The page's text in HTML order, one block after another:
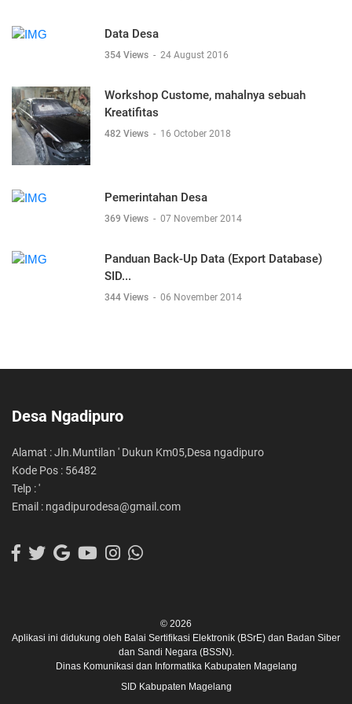
Data Desa
354 Views - 24 August 2016
Workshop Custome, mahalnya sebuah
Kreatifitas
482 Views - 16 October 2018
Pemerintahan Desa
369 Views - 07 November 2014
Panduan Back-Up Data (Export Database)
SID...
344 Views - 06 November 2014
Desa Ngadipuro
Alamat : Jln.Muntilan ' Dukun Km05,Desa ngadipuro
Kode Pos : 56482
Telp : '
Email : ngadipurodesa@gmail.com
© 2026
Aplikasi ini didukung oleh Balai Sertifikasi Elektronik (BSrE) dan Badan Siber
dan Sandi Negara (BSSN).
Dinas Komunikasi dan Informatika Kabupaten Magelang
SID Kabupaten Magelang